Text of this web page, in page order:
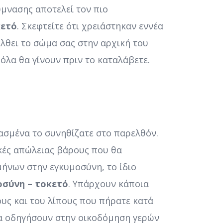
αποτελεί τον πιο
. Σκεφτείτε ότι χρειάστηκαν εννέα
το σώμα σας στην αρχική του
όλα θα γίνουν πριν το καταλάβετε.
το συνηθίζατε στο παρελθόν.
απώλειας βάρους που θα
στην εγκυμοσύνη, το ίδιο
– τοκετό. Υπάρχουν κάποια
και του λίπους που πήρατε κατά
οδηγήσουν στην οικοδόμηση γερών